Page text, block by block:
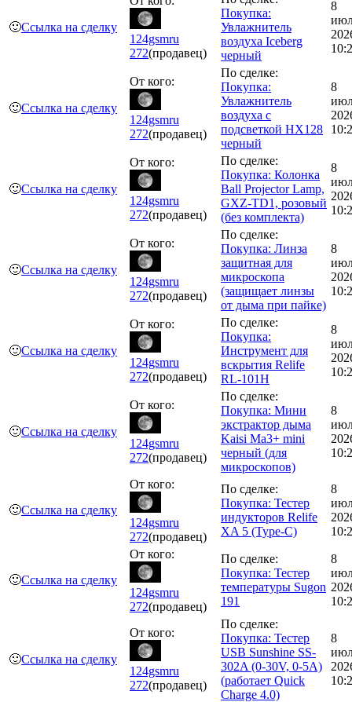
🙂Ссылка на сделку
124gsmru
272(продавец)
Покупка:
Увлажнитель
воздуха Iceberg
черный
8
🙂Ссылка на сделку
От кого:
124gsmru
272(продавец)
По сделке:
Покупка:
Увлажнитель
воздуха с
подсветкой HX128
черный
8
🙂Ссылка на сделку
От кого:
124gsmru
272(продавец)
По сделке:
Покупка: Колонка
Ball Projector Lamp,
GXZ-TD1, розовый
(без комплекта)
8
🙂Ссылка на сделку
От кого:
124gsmru
272(продавец)
По сделке:
Покупка: Линза
защитная для
микроскопа
(защищает линзы
от дыма при пайке)
8
🙂Ссылка на сделку
От кого:
124gsmru
272(продавец)
По сделке:
Покупка:
Инструмент для
вскрытия Relife
RL-101H
8
🙂Ссылка на сделку
От кого:
124gsmru
272(продавец)
По сделке:
Покупка: Мини
экстрактор дыма
Kaisi Ma3+ mini
черный (для
микроскопов)
8
🙂Ссылка на сделку
От кого:
124gsmru
272(продавец)
По сделке:
Покупка: Тестер
индукторов Relife
XA 5 (Type-C)
8
🙂Ссылка на сделку
От кого:
124gsmru
272(продавец)
По сделке:
Покупка: Тестер
температуры Sugon
191
8
🙂Ссылка на сделку
От кого:
124gsmru
272(продавец)
По сделке:
Покупка: Тестер
USB Sunshine SS-
302A (0-30V, 0-5А)
(работает Quick
Charge 4.0)
8